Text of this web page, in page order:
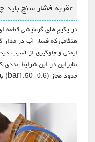
عقربه فشار سنج
در پکیج های گرمایشی قطعه
ایمنی و جلوگیری از آسیب
بنابراین در این شرایط
حدود مجاز (bar1.50- 0.6) باشد.